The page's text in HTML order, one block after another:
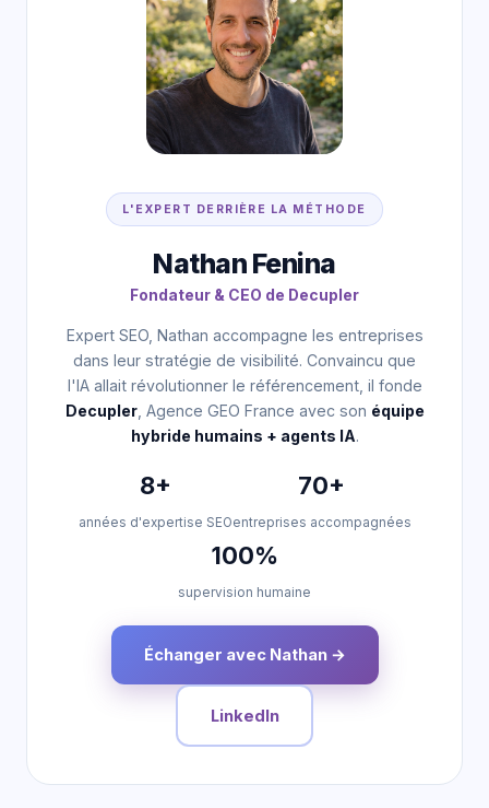
L'EXPERT DERRIÈRE LA MÉTHODE
Nathan Fenina
Fondateur & CEO de Decupler
Expert SEO, Nathan accompagne les entreprises
dans leur stratégie de visibilité. Convaincu que
l'IA allait révolutionner le référencement, il fonde
Decupler, Agence GEO France avec son équipe
hybride humains + agents IA.
8+
années d'expertise SEO
70+
entreprises accompagnées
100%
supervision humaine
Échanger avec Nathan →
LinkedIn